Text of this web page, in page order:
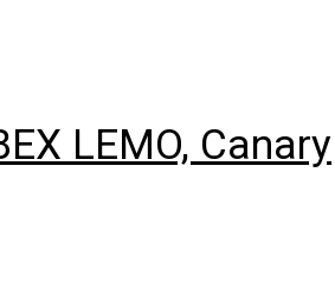
LEMO, Canary